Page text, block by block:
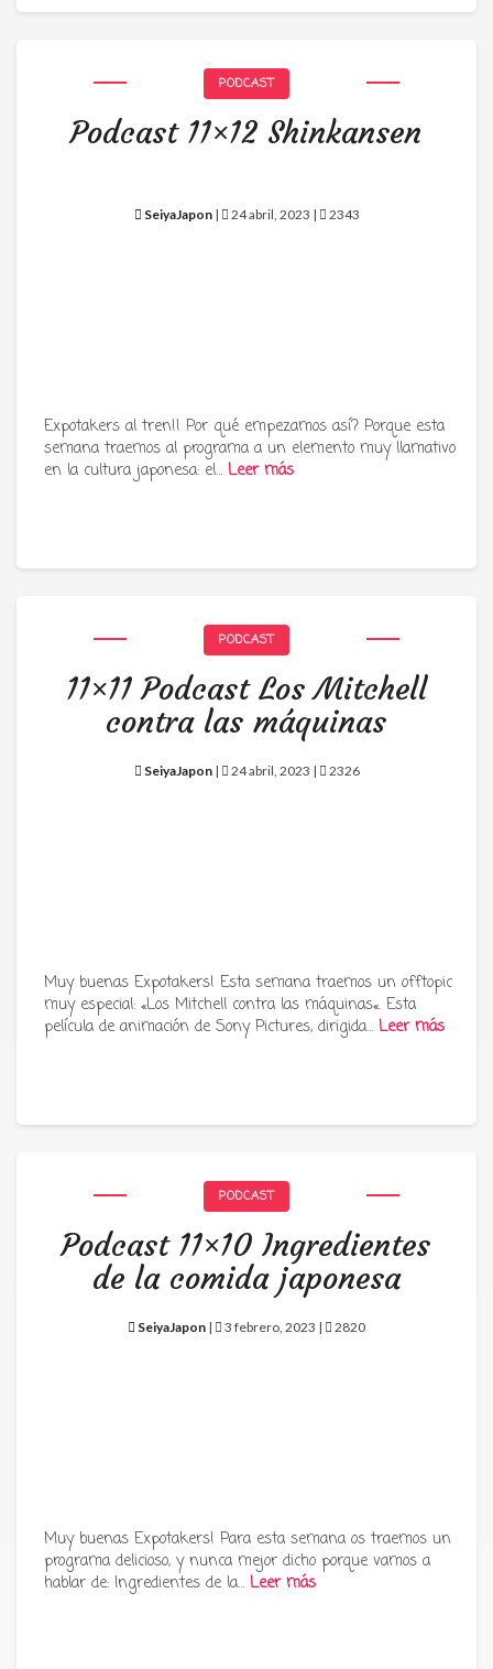
PODCAST
Podcast 11×12 Shinkansen
SeiyaJapon| 24 abril, 2023 | 2343
Expotakers al tren!! Por qué empezamos así? Porque esta
semana traemos al programa a un elemento muy llamativo
en la cultura japonesa: el… Leer más
PODCAST
11×11 Podcast Los Mitchell
contra las máquinas
SeiyaJapon| 24 abril, 2023 | 2326
Muy buenas Expotakers! Esta semana traemos un offtopic
muy especial: «Los Mitchell contra las máquinas«. Esta
película de animación de Sony Pictures, dirigida… Leer más
PODCAST
Podcast 11×10 Ingredientes
de la comida japonesa
SeiyaJapon | 3 febrero, 2023 | 2820
Muy buenas Expotakers! Para esta semana os traemos un
programa delicioso, y nunca mejor dicho porque vamos a
hablar de: Ingredientes de la… Leer más